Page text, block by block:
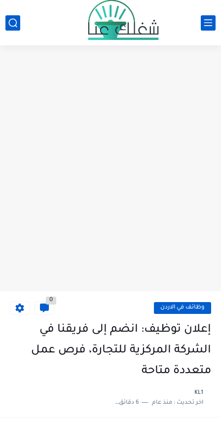
وظائف في الاردن
0
إعلان توظيف: انضم إلى فريقنا في
الشركة المركزية للتجارة، فرص عمل
متعددة متاحة
KL1
اخر تحديث :منذ عام 6 دقائق للقراءة